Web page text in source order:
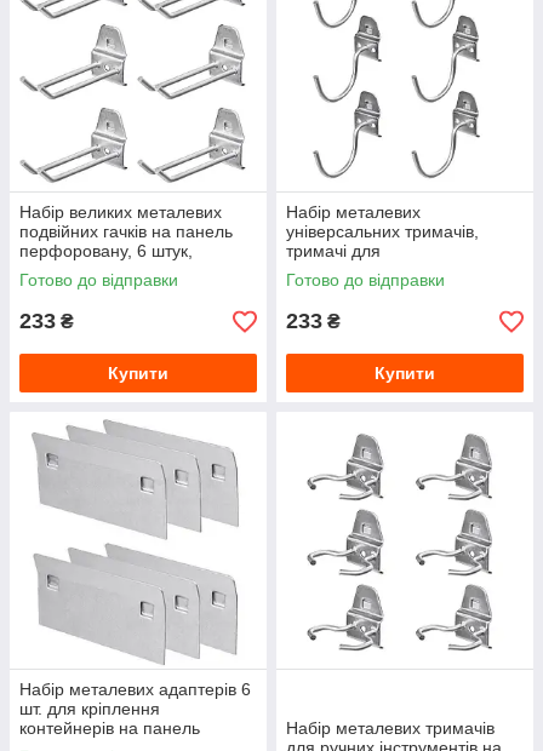
Набір великих металевих
подвійних гачків на панель
перфоровану, 6 штук,
AKCPLTWPZ4HPDD6PG001
Готово до відправки
233 ₴
Купити
Набір металевих
універсальних тримачів,
тримачі для
електроінструменту на
панель перфоровану, 6 штук,
Готово до відправки
233 ₴
Купити
Набір металевих адаптерів 6
шт. для кріплення
контейнерів на панель
Набір металевих тримачів